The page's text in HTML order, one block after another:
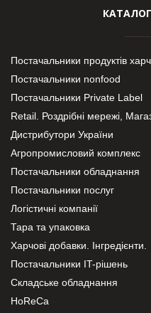
Постачальники продуктів
Постачальники nonfood
Постачальники Private Label
Retail. Роздрібні мережі,
Дистрибутори України
Агропромисловий комплекс
Постачальники обладнання
Постачальники послуг
Логістичні компанії
Тара та упаковка
Харчові добавки. Інгредієнти.
Постачальники IT-рішень
Складське обладнання
HoReCa